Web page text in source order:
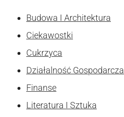
Budowa I Architektura
Ciekawostki
Cukrzyca
Działalność Gospodarcza
Finanse
Literatura I Sztuka